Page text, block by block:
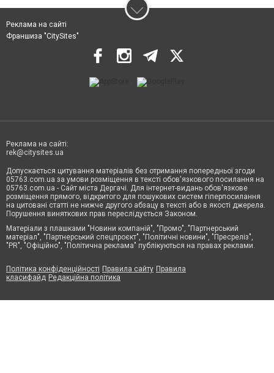
Реклама на сайті
Франшиза "CitySites"
Реклама на сайті:
rek@citysites.ua
Допускається цитування матеріалів без отримання попередньої згоди
05763.com.ua за умови розміщення в тексті обов'язкового посилання на
05763.com.ua - Сайт міста Дергачі. Для інтернет-видань обов'язкове
розміщення прямого, відкритого для пошукових систем гіперпосилання
на цитовані статті не нижче другого абзацу в тексті або в якості джерела.
Порушення виняткових прав переслідується Законом.
Матеріали з плашками "Новини компаній", "Промо", "Партнерський
матеріал", "Партнерський спецпроєкт", "Політичні новини", "Пресреліз",
"PR", "Офіційно", "Політична реклама" публікуються на правах реклами.
Політика конфіденційності Правила сайту Правила
класифайд Редакційна політика